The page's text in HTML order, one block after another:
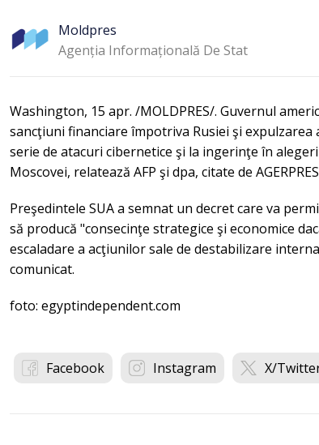
Moldpres
Agenția Informațională De Stat
Washington, 15 apr. /MOLDPRES/. Guvernul
sancţiuni financiare împotriva Rusiei şi
serie de atacuri cibernetice şi la ingerinţe în
Moscovei, relatează AFP şi dpa, citate de
Preşedintele SUA a semnat un decret care va
să producă "consecinţe strategice şi economice
escaladare a acţiunilor sale de destabilizare
comunicat.
foto: egyptindependent.com
Facebook Instagram X/